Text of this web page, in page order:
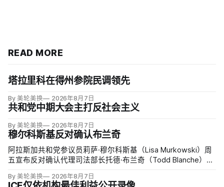
READ MORE
塔拉里科在得州参院民调领先
By 美轮美换 2026年8月7日
共和党中期大会主打反社会主义
By 美轮美换 2026年8月7日
穆尔科斯基反对确认布兰奇
阿拉斯加共和党参议员莉萨·穆尔科斯基（Lisa Murkowski）周
五宣布反对确认代理司法部长托德·布兰奇（Todd Blanche），
By 美轮美换 2026年8月7日